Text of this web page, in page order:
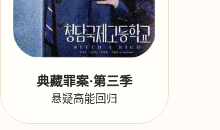
典藏罪案·第三季
悬疑高能回归